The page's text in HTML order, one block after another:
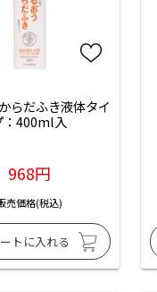
らだふき液体タイ
：400ml入
968円
売価格(税込)